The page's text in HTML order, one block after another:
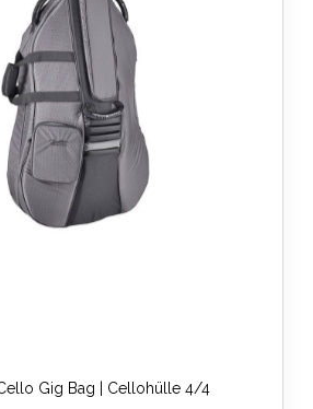
Gig Bag | Cellohülle 4/4